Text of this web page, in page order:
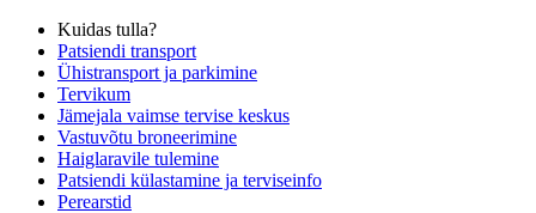
Kuidas tulla?
Patsiendi transport
Ühistransport ja parkimine
Tervikum
Jämejala vaimse tervise keskus
Vastuvõtu broneerimine
Haiglaravile tulemine
Patsiendi külastamine ja terviseinfo
Perearstid